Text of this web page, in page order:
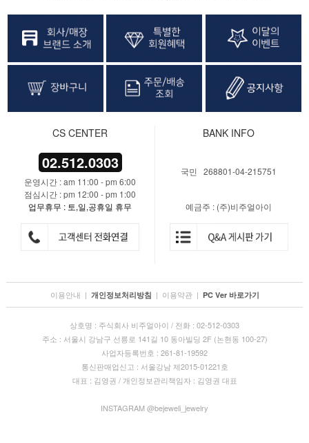
CS CENTER
02.512.0303
운영시간 : am 11:00 - pm 6:00
점심시간 : pm 12:00 - pm 1:00
업무휴무 : 토,일,공휴일 휴무
BANK INFO
국민 268801-04-215751
예금주 : (주)비주얼아이
이용안내 | 개인정보처리방침 | 이용약관 | PC Ver 바로가기
상호명 : 주식회사 비주얼아이 / 전화 : 02-512-0303
주소 : 서울시 강남구 선릉로 141길 10 동아빌딩 2F (논현동 100-27)
사업자등록번호 : 261-81-19592
통신판매업신고 : 서울강남 제2015-01221호
대표 : 김영권 / 개인정보관리책임자 : 김영권 대표
INSTAGRAM @bejeweli_jewelry